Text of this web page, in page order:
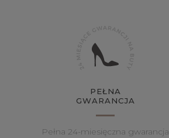
PEŁNA
GWARANCJA
Pełna 24-miesięczna gwarancja